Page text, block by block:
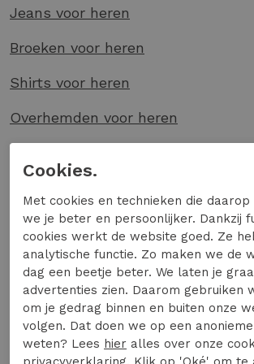
Jeans voor heren
Broeken voor heren
Shirts voor heren
Overhemden voor heren
items!
Ons gehele aanbod herenkleding
Shop The Look op
Expresswear.nl
Speciaal voor een ieder die wel
Cookies.
Met cookies en technieken die
we je beter en persoonlijker. Dankzij
cookies werkt de website goed. Ze
analytische functie. Zo maken we de
dag een beetje beter. We laten je
advertenties zien. Daarom gebruiken
om je gedrag binnen en buiten onze
volgen. Dat doen we op een
weten? Lees hier alles over onze